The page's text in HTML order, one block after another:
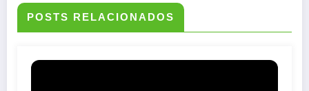
POSTS RELACIONADOS